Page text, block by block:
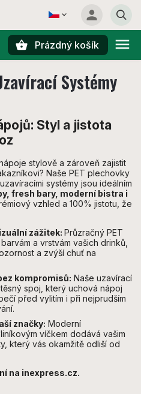
Prázdný košík
Systémy
Styl a jistota
stylově a zároveň zajistit
Naše PET plechovky
systémy jsou ideálním
fresh bary, moderní bistra i
vzhled a 100% jistotu, že
zážitek: Průzračný PET
a vrstvám vašich drinků,
a zvýší chuť na
kompromisů: Naše uzavírací
spoj, který uchová nápoj
před vylitím i při nejprudším
značky: Moderní
víčkem dodává vašim
který vás okamžitě odliší od
na inexpress.cz.